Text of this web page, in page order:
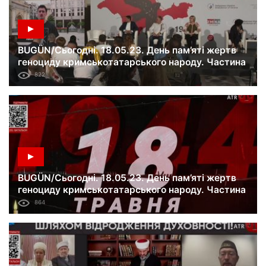
BUGÜN/Сьогодні. 18.05.23. День пам’яті жертв
геноциду кримськотатарського народу. Частина
2.
822
BUGÜN/Сьогодні. 18.05.23. День пам’яті жертв
геноциду кримськотатарського народу. Частина
1.
864